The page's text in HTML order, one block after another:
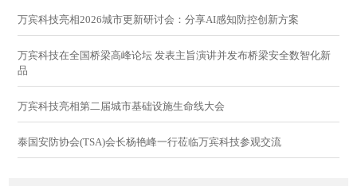
万宾科技亮相2026城市更新研讨会：分享AI感知防控创新方案
万宾科技在全国桥梁高峰论坛 发表主旨演讲并发布桥梁安全数智化新
品
万宾科技亮相第二届城市基础设施生命线大会
泰国安防协会(TSA)会长杨艳峰一行莅临万宾科技参观交流